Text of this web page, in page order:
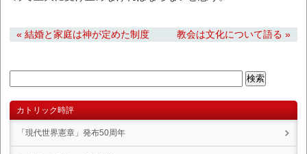
« 結婚と家庭は神が定めた制度 教会は文化について語る »
カトリック時評
「現代世界憲章」発布50周年